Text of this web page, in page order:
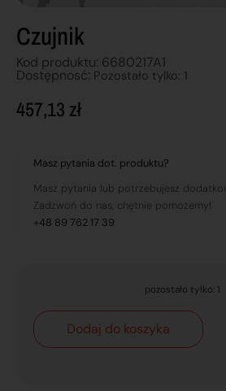
Czujnik
Kod produktu: 6680217A1
Dostępnosć: Pozostało tylko: 1
457,13 zł
Masz pytania dot. produktu?
Masz pytania lub potrzebujesz
Zadzwoń do nas, chętnie pomożemy!
+48 89 762 17 39
pozostało tylko: 1
Dodaj do koszyka